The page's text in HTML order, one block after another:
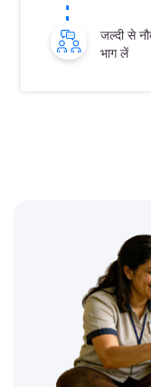
जल्दी से
भाग लें